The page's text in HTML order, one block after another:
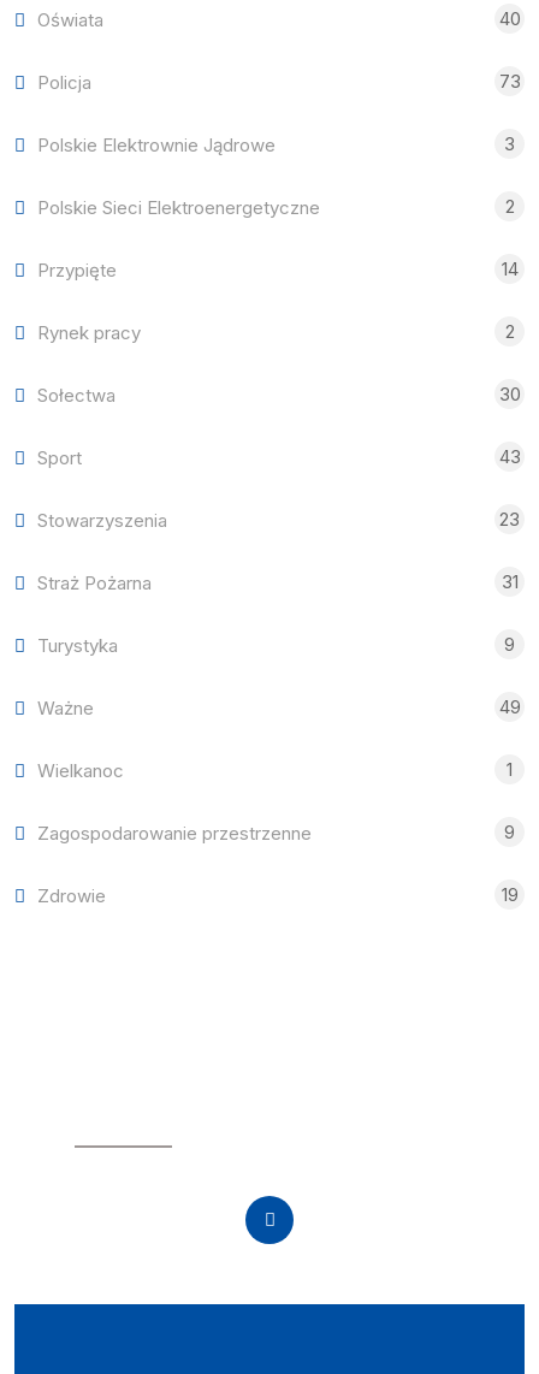
Oświata 40
Policja 73
Polskie Elektrownie Jądrowe 3
Polskie Sieci Elektroenergetyczne 2
Przypięte 14
Rynek pracy 2
Sołectwa 30
Sport 43
Stowarzyszenia 23
Straż Pożarna 31
Turystyka 9
Ważne 49
Wielkanoc 1
Zagospodarowanie przestrzenne 9
Zdrowie 19